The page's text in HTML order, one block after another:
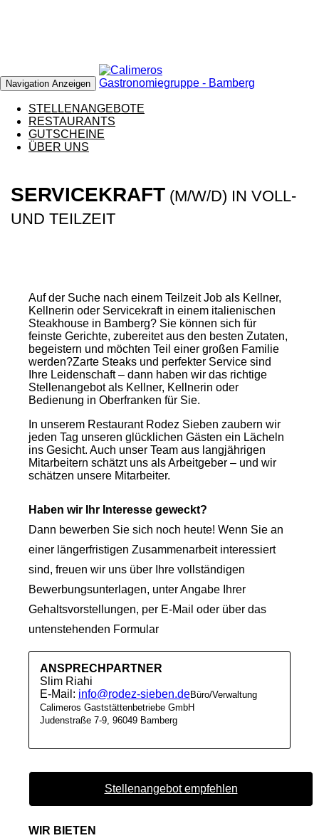
Navigation Anzeigen
STELLENANGEBOTE
RESTAURANTS
GUTSCHEINE
ÜBER UNS
SERVICEKRAFT (M/W/D) IN VOLL-
UND TEILZEIT
Auf der Suche nach einem Teilzeit Job als Kellner,
Kellnerin oder Servicekraft in einem italienischen
Steakhouse in Bamberg? Sie können sich für
feinste Gerichte, zubereitet aus den besten Zutaten,
begeistern und möchten Teil einer großen Familie
werden?Zarte Steaks und perfekter Service sind
Ihre Leidenschaft – dann haben wir das richtige
Stellenangebot als Kellner, Kellnerin oder
Bedienung in Oberfranken für Sie.
In unserem Restaurant Rodez Sieben zaubern wir
jeden Tag unseren glücklichen Gästen ein Lächeln
ins Gesicht. Auch unser Team aus langjährigen
Mitarbeitern schätzt uns als Arbeitgeber – und wir
schätzen unsere Mitarbeiter.
Haben wir Ihr Interesse geweckt?
Dann bewerben Sie sich noch heute! Wenn Sie an
einer längerfristigen Zusammenarbeit interessiert
sind, freuen wir uns über Ihre vollständigen
Bewerbungsunterlagen, unter Angabe Ihrer
Gehaltsvorstellungen, per E-Mail oder über das
untenstehenden Formular
ANSPRECHPARTNER
Slim Riahi
E-Mail: info@rodez-sieben.deBüro/Verwaltung
Calimeros Gaststättenbetriebe GmbH
Judenstraße 7-9, 96049 Bamberg
Stellenangebot empfehlen
WIR BIETEN